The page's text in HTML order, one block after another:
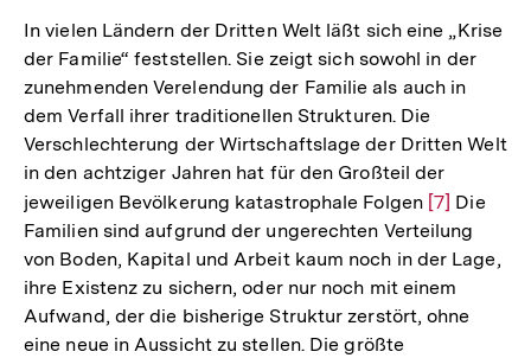
In vielen Ländern der Dritten Welt läßt sich eine „Krise
der Familie“ feststellen. Sie zeigt sich sowohl in der
zunehmenden Verelendung der Familie als auch in
dem Verfall ihrer traditionellen Strukturen. Die
Verschlechterung der Wirtschaftslage der Dritten Welt
in den achtziger Jahren hat für den Großteil der
jeweiligen Bevölkerung katastrophale Folgen Zur
Auflösung
der
Fußnote
[7] Die
Familien sind aufgrund der ungerechten Verteilung
von Boden, Kapital und Arbeit kaum noch in der Lage,
ihre Existenz zu sichern, oder nur noch mit einem
Aufwand, der die bisherige Struktur zerstört, ohne
eine neue in Aussicht zu stellen. Die größte